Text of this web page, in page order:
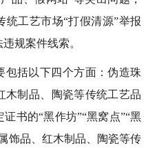
统工艺市场“打假清源”举报
规案件线索。
包括以下四个方面：伪造珠
木制品、陶瓷等传统工艺品
书的“黑作坊”“黑窝点”“黑
饰品、红木制品、陶瓷等传